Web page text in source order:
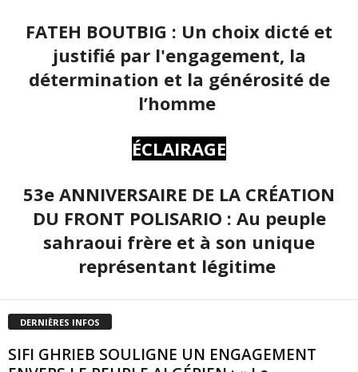
FATEH BOUTBIG : Un choix dicté et
justifié par l'engagement, la
détermination et la générosité de
l’homme
ÉCLAIRAGE
53e ANNIVERSAIRE DE LA CRÉATION
DU FRONT POLISARIO : Au peuple
sahraoui frère et à son unique
représentant légitime
DERNIÈRES INFOS
SIFI GHRIEB SOULIGNE UN ENGAGEMENT